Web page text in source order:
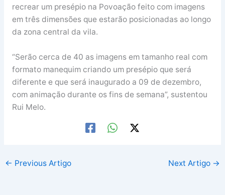
recrear um presépio na Povoação feito com imagens
em três dimensões que estarão posicionadas ao longo
da zona central da vila.
“Serão cerca de 40 as imagens em tamanho real com
formato manequim criando um presépio que será
diferente e que será inaugurado a 09 de dezembro,
com animação durante os fins de semana”, sustentou
Rui Melo.
← Previous Artigo Next Artigo →